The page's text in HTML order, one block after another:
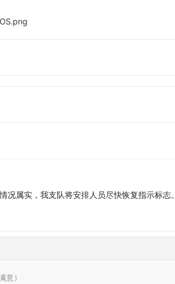
属实，我支队将安排人员尽快恢复指示标志。
意）